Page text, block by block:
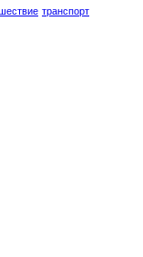
транспорт